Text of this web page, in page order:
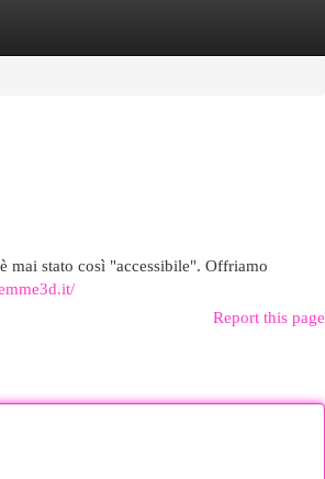
mai stato così "accessibile". Offriamo
Report this page